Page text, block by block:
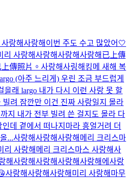
사랑해사랑해 이번 주도 수고 많았어🤍
리 사랑해사랑해사랑해사랑해 已上傳
上傳照片。 사랑해사링해 킹메 새해 복
(아주 느리게) 우린 조금 부드럽게
을래 largo 내가 다시 이런 사랑 못 할
빌려 잠깐만 이건 진짜 사랑일지 몰라
지 내가 전부 빌려 쓴 걸지도 몰라 다
데 곁에서 떠나지마라 흥얼거려 더
...사랑해사랑해사랑해 메리 크리스마
리 사랑해 메리 크리스마스 사랑해사
해사랑해사랑해사랑해사랑해에 사랑
사랑해사랑해사랑해 미리 사랑해 마무